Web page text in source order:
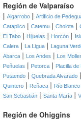
Región de Valparaíso
| Algarrobo | Artificio de
Catapilco | Catemu | Cholota |
El Tabo | Hijuelas | Horcón |
Calera | La Ligua | Laguna
Abarca | Los Andes | Los
Peñuelas | Petorca | Placilla de
Putaendo | Quebrada Alvarado |
Quintero | Reñaca | Río Blanco
San Sebastián | Santa María |
Región de Ohiggins